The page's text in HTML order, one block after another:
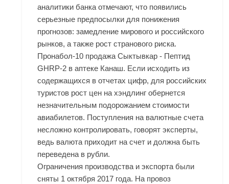
аналитики банка отмечают, что появились
серьезные предпосылки для понижения
прогнозов: замедление мирового и российского
рынков, а также рост странового риска.
Пронабол-10 продажа Сыктывкар - Пептид
GHRP-2 в аптеке Канаш. Если исходить из
содержащихся в отчетах цифр, для российских
туристов рост цен на хэндлинг обернется
незначительным подорожанием стоимости
авиабилетов. Поступления на валютные счета
несложно контролировать, говорят эксперты,
ведь валюта приходит на счет и должна быть
переведена в рубли.
Ограничения производства и экспорта были
сняты 1 октября 2017 года. На провоз